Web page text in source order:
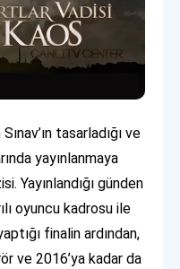
tasarladığı ve
yayınlanmaya
Yayınlandığı günden
oyuncu kadrosu ile
finalin ardından,
ve 2016’ya kadar da